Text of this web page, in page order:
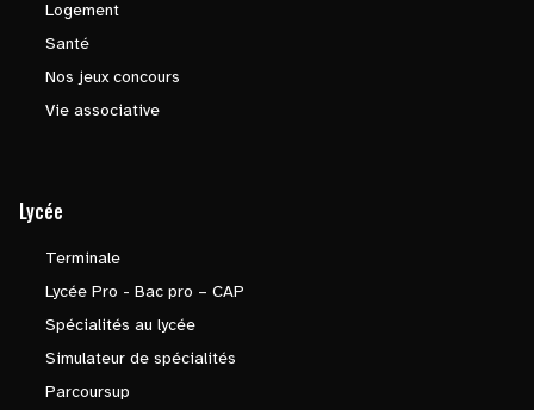
Logement
Santé
Nos jeux concours
Vie associative
Lycée
Terminale
Lycée Pro - Bac pro – CAP
Spécialités au lycée
Simulateur de spécialités
Parcoursup